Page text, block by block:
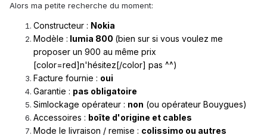
Alors ma petite recherche du moment:
Constructeur : Nokia
Modèle : lumia 800 (bien sur si vous voulez me
proposer un 900 au même prix
[color=red]n'hésitez[/color] pas ^^)
Facture fournie : oui
Garantie : pas obligatoire
Simlockage opérateur : non (ou opérateur Bouygues)
Accessoires : boîte d'origine et cables
Mode le livraison / remise : colissimo ou autres